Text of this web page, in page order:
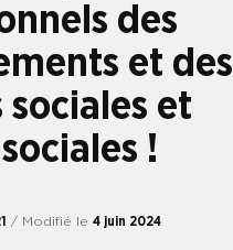
des
et des
et
!
/ Modifié le 4 juin 2024